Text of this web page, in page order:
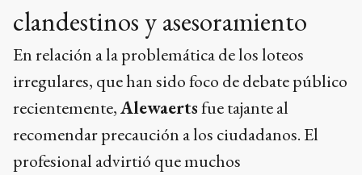
clandestinos y asesoramiento
En relación a la problemática de los loteos
irregulares, que han sido foco de debate público
recientemente,Alewaertsfue tajante al
recomendar precaución a los ciudadanos. El
profesional advirtió que muchos